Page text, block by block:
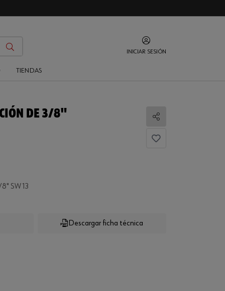
INICIAR SESIÓN
TIENDAS
DE 3/8"
Compartir
SW 13
Descargar ficha técnica